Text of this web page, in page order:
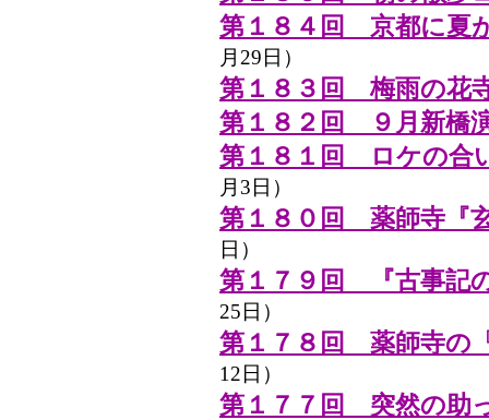
第１８４回 京都に夏
月29日）
第１８３回 梅雨の花
第１８２回 ９月新橋
第１８１回 ロケの合
月3日）
第１８０回 薬師寺『
日）
第１７９回 『古事記
25日）
第１７８回 薬師寺の
12日）
第１７７回 突然の助